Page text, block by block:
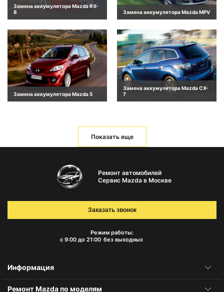
Замена аккумулятора Mazda RX-
8
Замена аккумулятора Mazda MPV
Замена аккумулятора Mazda 5
Замена аккумулятора Mazda CX-
7
Показать еще
Ремонт автомобилей
Сервис Mazda в Москве
Режим работы:
с 9:00 до 21:00 без выходных
Заказать звонок
Информация
Ремонт Mazda по моделям